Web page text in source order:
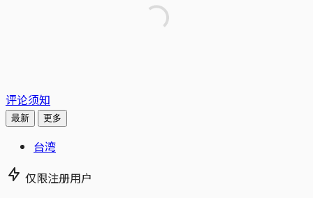
评论须知
最新 更多
台湾
仅限注册用户